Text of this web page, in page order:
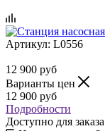
Артикул: L0556
12 900 руб
Варианты цен
12 900 руб
Подробности
Доступно для заказа